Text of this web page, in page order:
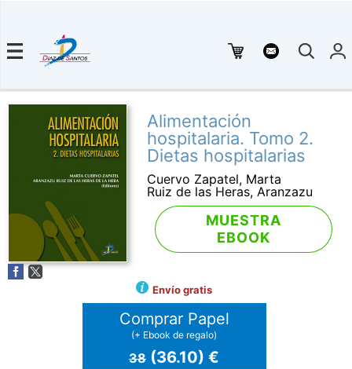
Alimentación
hospitalaria. Tomo 2.
Dietas hospitalarias
Cuervo Zapatel, Marta
Ruiz de las Heras, Aranzazu
MUESTRA
EBOOK
Envío gratis
Comprar Papel
(+ Ebook de regalo)
38 (36.10) €